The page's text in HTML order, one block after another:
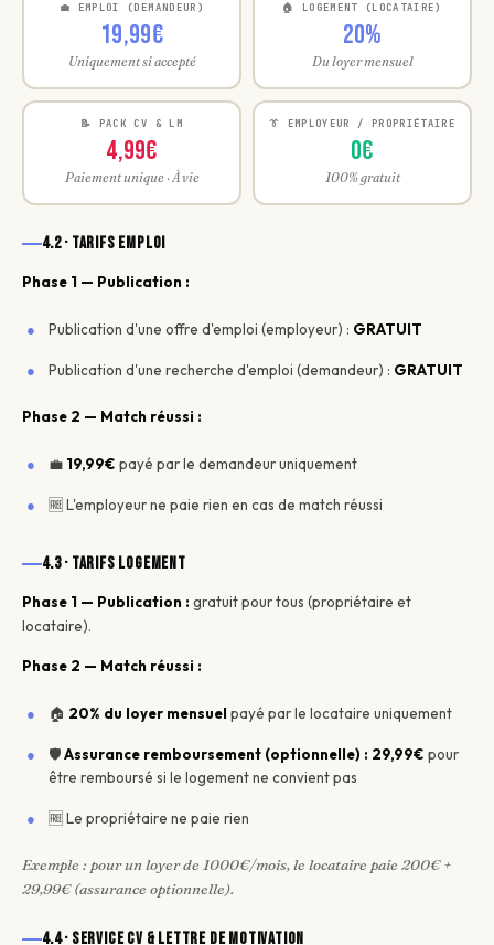
💼 EMPLOI (DEMANDEUR)
19,99€
Uniquement si accepté
🏠 LOGEMENT (LOCATAIRE)
20%
Du loyer mensuel
📝 PACK CV & LM
4,99€
Paiement unique · À vie
👔 EMPLOYEUR / PROPRIÉTAIRE
0€
100% gratuit
4.2 · Tarifs emploi
Phase 1 — Publication :
Publication d'une offre d'emploi (employeur) : GRATUIT
Publication d'une recherche d'emploi (demandeur) : GRATUIT
Phase 2 — Match réussi :
💼 19,99€ payé par le demandeur uniquement
🆓 L'employeur ne paie rien en cas de match réussi
4.3 · Tarifs logement
Phase 1 — Publication : gratuit pour tous (propriétaire et
locataire).
Phase 2 — Match réussi :
🏠 20% du loyer mensuel payé par le locataire uniquement
🛡️Assurance remboursement (optionnelle) : 29,99€ pour
être remboursé si le logement ne convient pas
🆓 Le propriétaire ne paie rien
Exemple : pour un loyer de 1000€/mois, le locataire paie 200€ +
29,99€ (assurance optionnelle).
4.4 · Service CV & Lettre de motivation